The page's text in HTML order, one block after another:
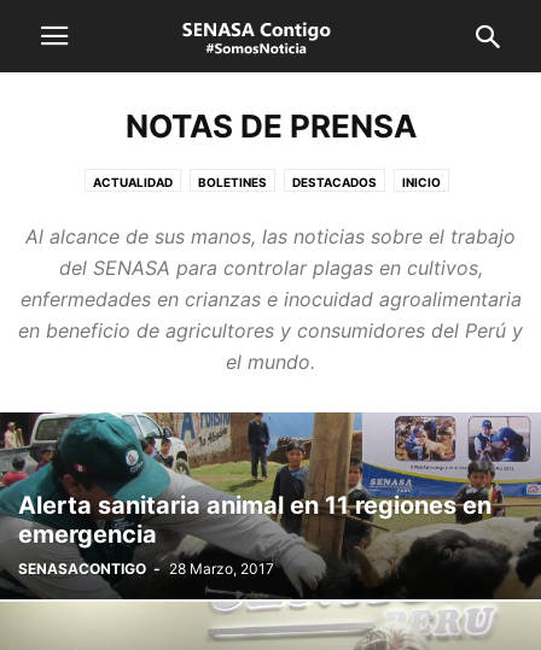
NOTAS DE PRENSA
ACTUALIDAD BOLETINES DESTACADOS INICIO
NOTICIAS LOCALES REGIONES ÚLTIMAS NOTICIAS
VIDEOS Y YOUTUBE
Al alcance de sus manos, las noticias sobre el trabajo
del SENASA para controlar plagas en cultivos,
enfermedades en crianzas e inocuidad agroalimentaria
en beneficio de agricultores y consumidores del Perú y
el mundo.
Alerta sanitaria animal en 11 regiones en
emergencia
SENASACONTIGO - 28 Marzo, 2017